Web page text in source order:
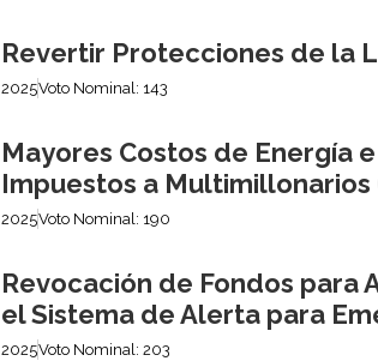
Revertir Protecciones de la
2025Voto Nominal: 143
Mayores Costos de Energía
Impuestos a Multimillonarios
2025Voto Nominal: 190
Revocación de Fondos para
el Sistema de Alerta para
2025Voto Nominal: 203